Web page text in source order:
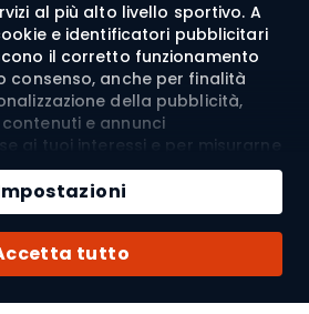
al più alto livello sportivo. A
e identificatori pubblicitari
il corretto funzionamento
consenso, anche per finalità
della pubblicità,
e annunci
ai tuoi interessi e per misurarne
gli identificatori pubblicitari
utilizzati sia per attività
sia non personalizzate, a
da te espressi. Se clicchi su
al trattamento dei tuoi
di SPORTANO.COM Sp. z o.o. e
inclusa la personalizzazione
tutto
al carrello
con
© 2026 Sportano